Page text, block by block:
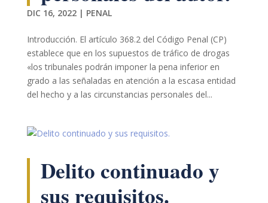
DIC 16, 2022| PENAL
Introducción. El artículo 368.2 del Código Penal (CP)
establece que en los supuestos de tráfico de drogas
«los tribunales podrán imponer la pena inferior en
grado a las señaladas en atención a la escasa entidad
del hecho y a las circunstancias personales del...
Delito continuado y
sus requisitos.